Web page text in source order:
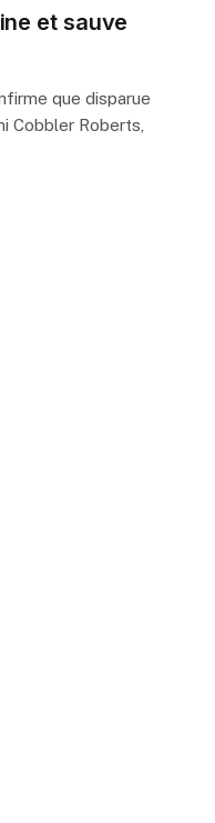
et sauve
que disparue
Cobbler Roberts,